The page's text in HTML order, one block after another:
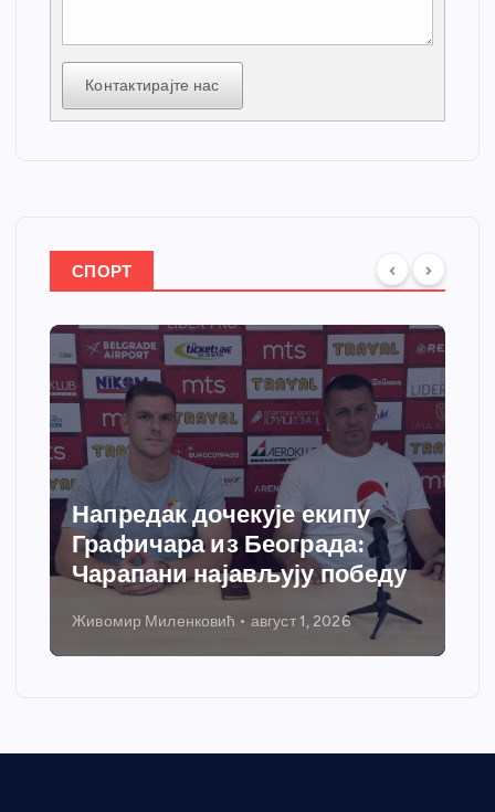
Контактирајте нас
СПОРТ
Спортски центар “Ћићевац”
добија савремени систем
грејања
Никола Петровић јул 31, 2026